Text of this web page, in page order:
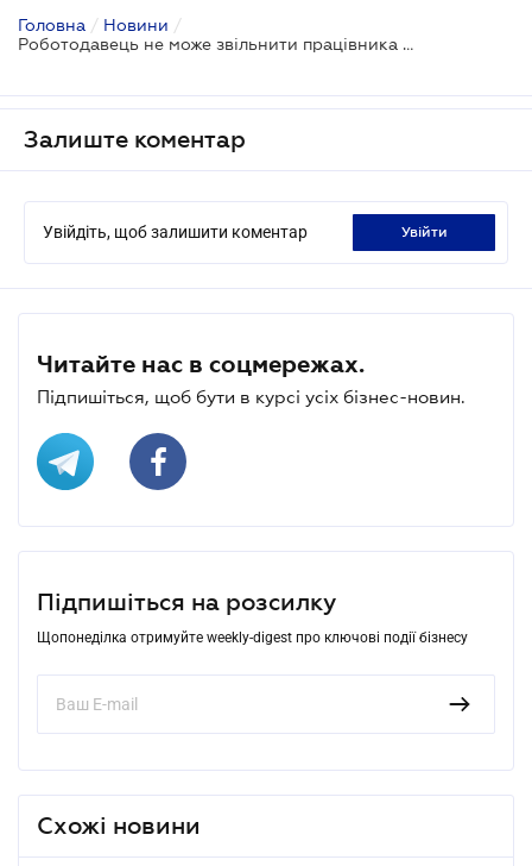
Головна / Новини /
Роботодавець не може звільнити працівника у зв’язку із вступом на військову службу в особливий період
Залиште коментар
Увійдіть, щоб залишити коментар увійти
Читайте нас в соцмережах.
Підпишіться, щоб бути в курсі усіх бізнес-новин.
Підпишіться на розсилку
Щопонеділка отримуйте weekly-digest про ключові події бізнесу
Схожі новини